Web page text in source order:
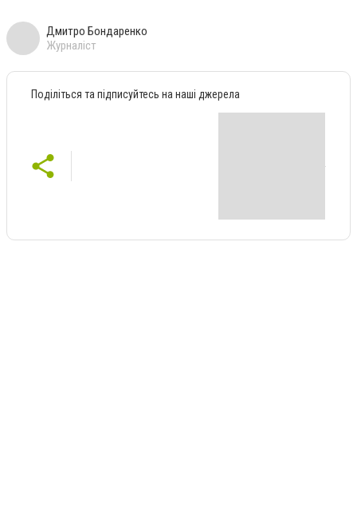
Дмитро Бондаренко
Журналіст
Поділіться та підписуйтесь на наші джерела